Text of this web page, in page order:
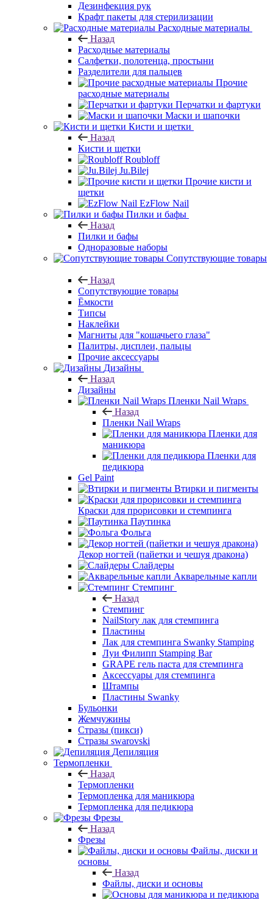
Дезинфекция рук
Крафт пакеты для стерилизации
Расходные материалы
Назад
Расходные материалы
Салфетки, полотенца, простыни
Разделители для пальцев
Прочие
расходные материалы
Перчатки и фартуки
Маски и шапочки
Кисти и щетки
Назад
Кисти и щетки
Roubloff
Ju.Bilej
Прочие кисти и
щетки
EzFlow Nail
Пилки и бафы
Назад
Пилки и бафы
Одноразовые наборы
Сопутствующие товары
Назад
Сопутствующие товары
Ёмкости
Типсы
Наклейки
Магниты для "кошачьего глаза"
Палитры, дисплеи, пальцы
Прочие аксессуары
Дизайны
Назад
Дизайны
Пленки Nail Wraps
Назад
Пленки Nail Wraps
Пленки для
маникюра
Пленки для
педикюра
Gel Paint
Втирки и пигменты
Краски для прорисовки и стемпинга
Паутинка
Фольга
Декор ногтей (пайетки и чешуя дракона)
Слайдеры
Акварельные капли
Стемпинг
Назад
Стемпинг
NailStory лак для стемпинга
Пластины
Лак для стемпинга Swanky Stamping
Луи Филипп Stamping Bar
GRAPE гель паста для стемпинга
Аксессуары для стемпинга
Штампы
Пластины Swanky
Бульонки
Жемчужины
Стразы (пикси)
Cтразы swarovski
Депиляция
Термопленки
Назад
Термопленки
Термопленка для маникюра
Термопленка для педикюра
Фрезы
Назад
Фрезы
Файлы, диски и
основы
Назад
Файлы, диски и основы